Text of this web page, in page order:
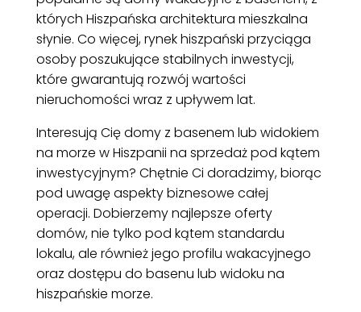
których Hiszpańska architektura mieszkalna
słynie. Co więcej, rynek hiszpański przyciąga
osoby poszukujące stabilnych inwestycji,
które gwarantują rozwój wartości
nieruchomości wraz z upływem lat.
Interesują Cię domy z basenem lub widokiem
na morze w Hiszpanii na sprzedaż pod kątem
inwestycyjnym? Chętnie Ci doradzimy, biorąc
pod uwagę aspekty biznesowe całej
operacji. Dobierzemy najlepsze oferty
domów, nie tylko pod kątem standardu
lokalu, ale również jego profilu wakacyjnego
oraz dostępu do basenu lub widoku na
hiszpańskie morze.